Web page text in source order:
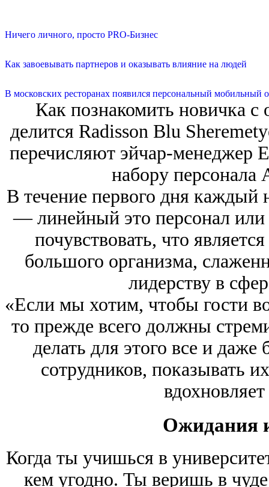
Ничего личного, просто PRO-Бизнес
Как завоевывать партнеров и оказывать влияние на людей
В московских ресторанах появился персональный мобильный
Как познакомить новичка
делится Radisson Blu
перечисляют эйчар-менеджер
набору
В течение первого дня каждый
— линейный это персонал
почувствовать, что
большого организма,
лидерству в
«Если мы хотим, чтобы гости
то прежде всего должны
делать для этого все и
сотрудников, показывать
Ожидания
Когда ты учишься в
кем угодно. Ты веришь в